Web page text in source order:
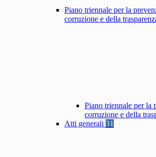
Piano triennale per la
corruzione e della
Piano triennale per la
corruzione e della
Atti generali 31